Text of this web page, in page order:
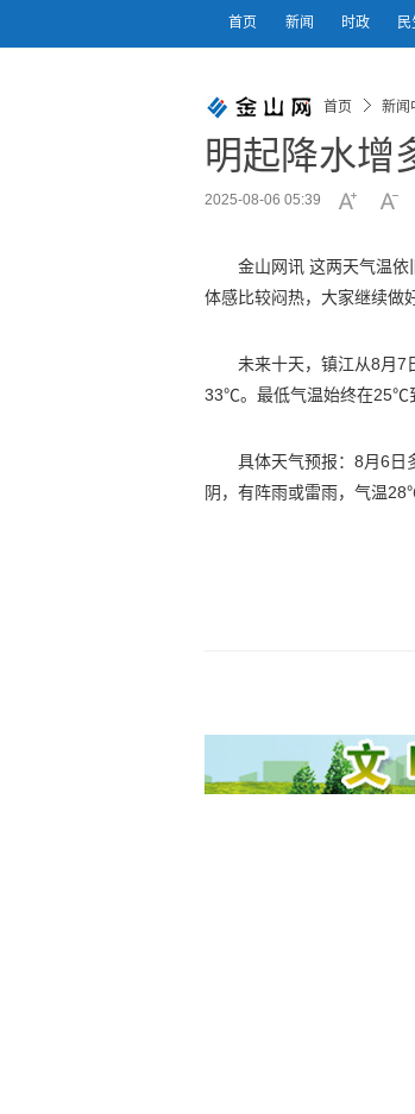
首页 新闻 时政 民
首页 新闻
明起降水增
2025-08-06 05:39
金山网讯 这两天气温依
体感比较闷热，大家继续做
未来十天，镇江从8月7
33℃。最低气温始终在25℃
具体天气预报：8月6
阴，有阵雨或雷雨，气温